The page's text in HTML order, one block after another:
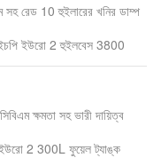
রেড 10 হুইলারের খনির ডাম্প
ইউরো 2 হুইলবেস 3800
ক্ষমতা সহ ভারী দায়িত্ব
2 300L ফুয়েল ট্যাঙ্ক